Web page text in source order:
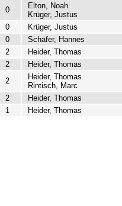
0
Elton, Noah
Krüger, Justus
0
Krüger, Justus
0
Schäfer, Hannes
2
Heider, Thomas
2
Heider, Thomas
2
Heider, Thomas
Rintisch, Marc
2
Heider, Thomas
1 Heider, Thomas